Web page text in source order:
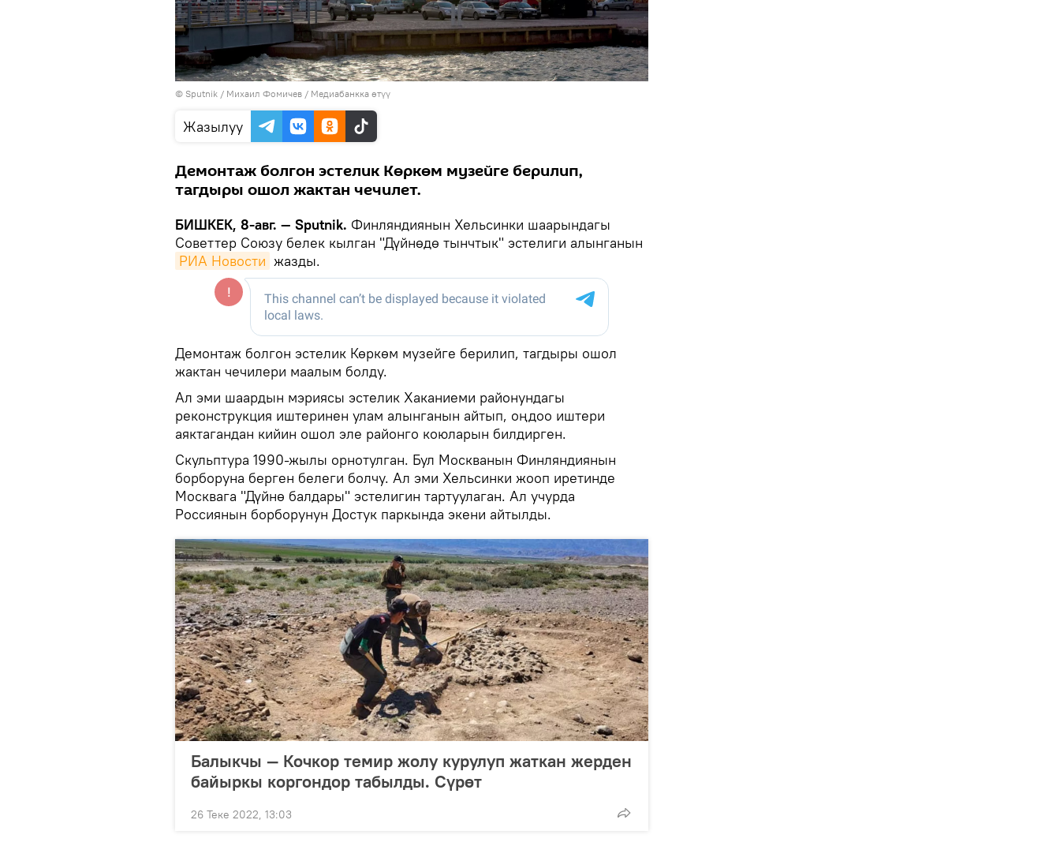
© Sputnik / Михаил Фомичев / Медиабанкка өтүү
Жазылуу
Демонтаж болгон эстелик Көркөм музейге берилип,
тагдыры ошол жактан чечилет.
БИШКЕК, 8-авг. — Sputnik. Финляндиянын Хельсинки шаарындагы
Советтер Союзу белек кылган "Дүйнөдө тынчтык" эстелиги алынганын
РИА Новости жазды.
Демонтаж болгон эстелик Көркөм музейге берилип, тагдыры ошол
жактан чечилери маалым болду.
Ал эми шаардын мэриясы эстелик Хаканиеми районундагы
реконструкция иштеринен улам алынганын айтып, оңдоо иштери
аяктагандан кийин ошол эле районго коюларын билдирген.
Скульптура 1990-жылы орнотулган. Бул Москванын Финляндиянын
борборуна берген белеги болчу. Ал эми Хельсинки жооп иретинде
Москвага "Дүйнө балдары" эстелигин тартуулаган. Ал учурда
Россиянын борборунун Достук паркында экени айтылды.
Балыкчы — Кочкор темир жолу курулуп жаткан жерден
байыркы коргондор табылды. Сүрөт
26 Теке 2022, 13:03